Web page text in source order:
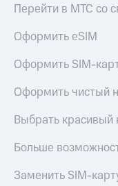
Перейти в МТС со
Оформить eSIM
Оформить SIM-
Оформить чистый
Выбрать красивый
Больше
Заменить SIM-